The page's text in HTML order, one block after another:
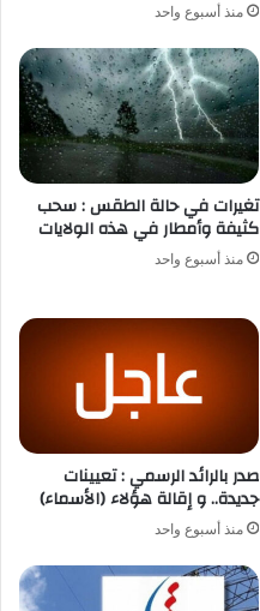
منذ أسبوع واحد
تغيرات في حالة الطقس : سحب
كثيفة وأمطار في هذه الولايات
منذ أسبوع واحد
صدر بالرائد الرسمي : تعيينات
جديدة.. و إقالة هؤلاء (الأسماء)
منذ أسبوع واحد